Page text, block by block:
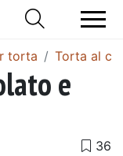
torta Torta al
e